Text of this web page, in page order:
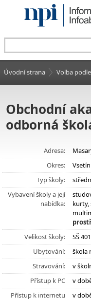
Úvodní strana Volba
Obchodní
odborná
Adresa:
Okres:
Vsetín
Typ školy:
Vybavení školy a její
nabídka:
kurty,
Velikost školy:
SŠ
Ubytování:
škola
Stravování:
v
Přístup k PC
v
Přístup k internetu
v